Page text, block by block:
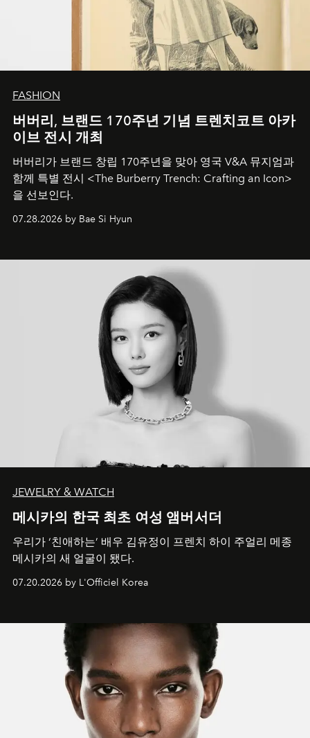
FASHION
버버리, 브랜드 170주년 기념 트렌치코트 아카
이브 전시 개최
버버리가 브랜드 창립 170주년을 맞아 영국 V&A 뮤지엄과
함께 특별 전시 <The Burberry Trench: Crafting an Icon>
을 선보인다.
07.28.2026 by Bae Si Hyun
JEWELRY & WATCH
메시카의 한국 최초 여성 앰버서더
우리가 ‘친애하는’ 배우 김유정이 프렌치 하이 주얼리 메종
메시카의 새 얼굴이 됐다.
07.20.2026 by L'Officiel Korea